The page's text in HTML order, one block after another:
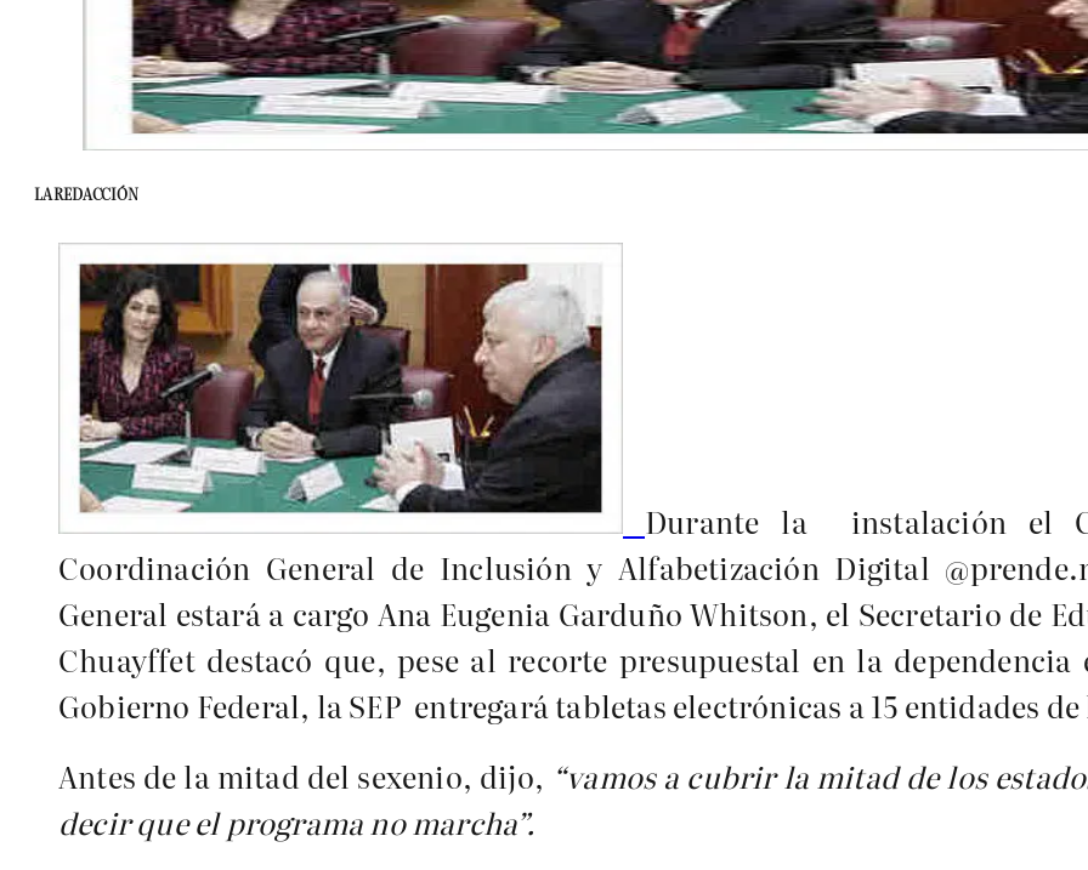
LA REDACCIÓN
Durante la instalación el
Coordinación General de Inclusión y Alfabetización Digital
General estará a cargo Ana Eugenia Garduño Whitson, el Secretario de
Chuayffet destacó que, pese al recorte presupuestal en la
Gobierno Federal, la SEP entregará tabletas electrónicas a 15 entidades
Antes de la mitad del sexenio, dijo, “vamos a cubrir la mitad de los
decir que el programa no marcha”.